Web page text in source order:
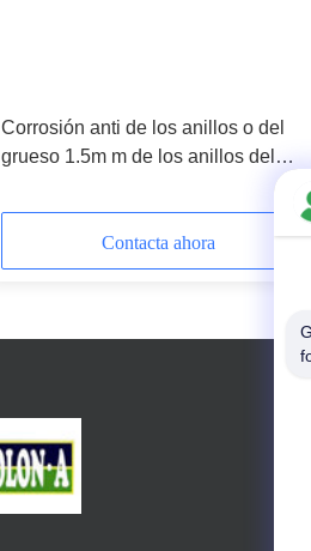
Corrosión anti de los anillos o del
grueso 1.5m m de los anillos del
automóvil NBR
Contacta ahora